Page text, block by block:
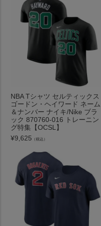
NBA Tシャツ セルティックス
ゴードン・ヘイワード ネーム
＆ナンバー ナイキ/Nike ブラ
ック 870760-016 トレーニン
グ特集【OCSL】
¥9,625 （税込）